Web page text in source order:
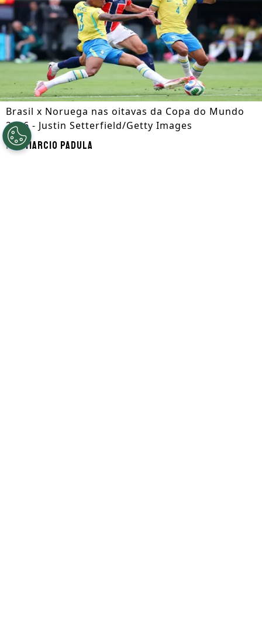
Brasil x Noruega nas oitavas da Copa do Mundo
2026 - Justin Setterfield/Getty Images
PorMarcio Padula